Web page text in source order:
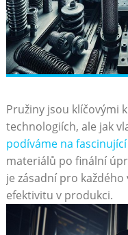
Pružiny jsou​ klíčovými
⁣technologiích, ale jak
podíváme na
materiálů po finální
je zásadní ⁢pro‍
⁢efektivitu⁣ v produkci.